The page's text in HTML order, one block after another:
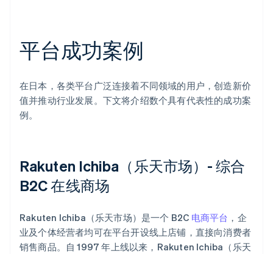
平台成功案例
在日本，各类平台广泛连接着不同领域的用户，创造新价
值并推动行业发展。下文将介绍数个具有代表性的成功案
例。
Rakuten Ichiba（乐天市场）- 综合
B2C 在线商场
Rakuten Ichiba（乐天市场）是一个 B2C 电商平台 ，企
业及个体经营者均可在平台开设线上店铺，直接向消费者
销售商品。自 1997 年上线以来，Rakuten Ichiba（乐天